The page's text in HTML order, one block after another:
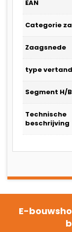
EAN
Categorie
Zaagsnede
type
Segment H/
Technische
beschrijving
E-